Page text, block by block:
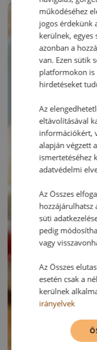
működéséhez
jogos érdekünk
kerülnek, egyes
azonban a
van. Ezen sütik
platformokon is
hirdetéseket
Az
eltávolításával
információkért,
alapján végzett
ismertetéséhez
adatvédelmi
Az Összes
hozzájárulhatsz
süti
pedig
vagy
Az Összes
esetén csak a
kerülnek
irányelvek